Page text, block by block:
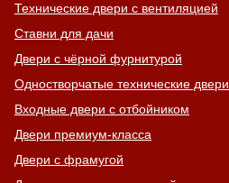
Технические двери с вентиляцией
Ставни для дачи
Двери с чёрной фурнитурой
Одностворчатые технические двери
Входные двери с отбойником
Двери премиум-класса
Двери с фрамугой